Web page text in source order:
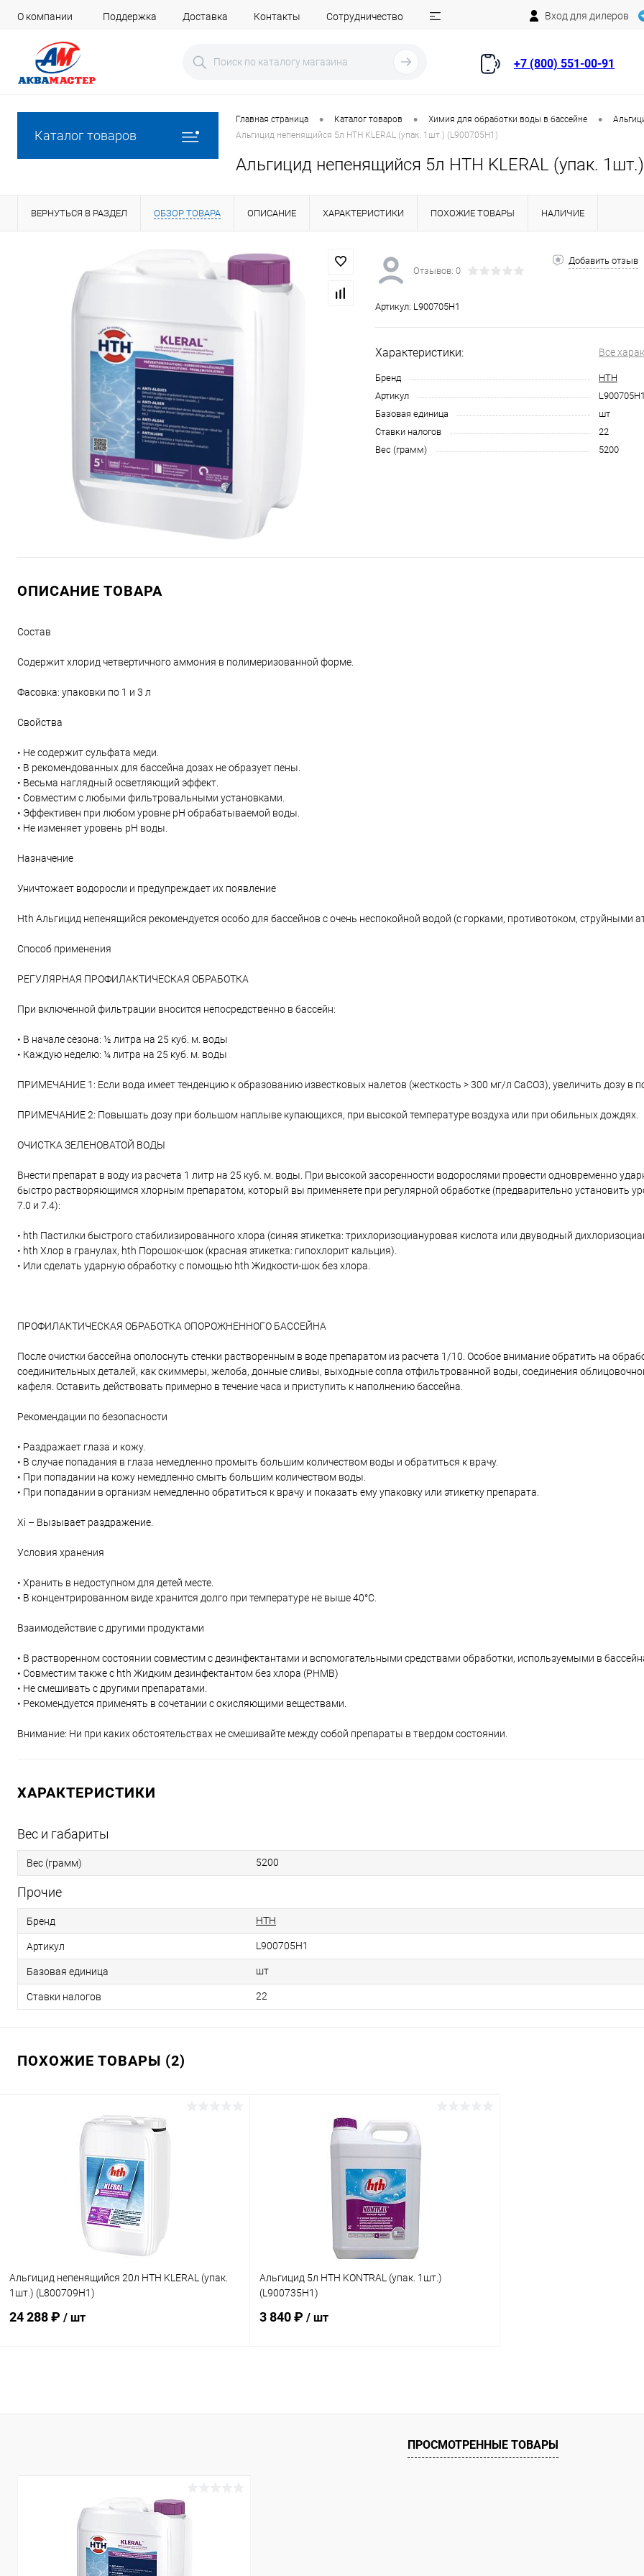
О компании Поддержка Доставка Контакты Сотрудничество Вход для дилеров
+7 (800) 551-00-91
Каталог товаров
Главная страница • Каталог товаров • Химия для обработки воды в бассейне •
Альгицид непенящийся 5л HTH KLERAL (упак. 1шт.) (L900705H1)
Альгицид непенящийся 5л HTH KLERAL (упак.
ВЕРНУТЬСЯ В РАЗДЕЛ ОБЗОР ТОВАРА ОПИСАНИЕ ХАРАКТЕРИСТИКИ ПОХОЖИЕ ТОВАРЫ НАЛИЧИЕ
Отзывов: 0
Добавить отзыв
Артикул: L900705H1
Характеристики: Все
Бренд
HTH
Артикул
Базовая единица
шт
Ставки налогов
22
Вес (грамм)
5200
ОПИСАНИЕ ТОВАРА
Состав
Содержит хлорид четвертичного аммония в полимеризованной форме.
Фасовка: упаковки по 1 и 3 л
Свойства
• Не содержит сульфата меди.
• В рекомендованных для бассейна дозах не образует пены.
• Весьма наглядный осветляющий эффект.
• Совместим с любыми фильтровальными установками.
• Эффективен при любом уровне рН обрабатываемой воды.
• Не изменяет уровень рН воды.
Назначение
Уничтожает водоросли и предупреждает их появление
Hth Альгицид непенящийся рекомендуется особо для бассейнов с очень неспокойной водой (с горками, противотоком, струйными
Способ применения
РЕГУЛЯРНАЯ ПРОФИЛАКТИЧЕСКАЯ ОБРАБОТКА
При включенной фильтрации вносится непосредственно в бассейн:
• В начале сезона: ½ литра на 25 куб. м. воды
• Каждую неделю: ¼ литра на 25 куб. м. воды
ПРИМЕЧАНИЕ 1: Если вода имеет тенденцию к образованию известковых налетов (жесткость > 300 мг/л CaCO3), увеличить дозу в
ПРИМЕЧАНИЕ 2: Повышать дозу при большом наплыве купающихся, при высокой температуре воздуха или при обильных дождях.
ОЧИСТКА ЗЕЛЕНОВАТОЙ ВОДЫ
Внести препарат в воду из расчета 1 литр на 25 куб. м. воды. При высокой засоренности водорослями провести одновременно
быстро растворяющимся хлорным препаратом, который вы применяете при регулярной обработке (предварительно установить
7.0 и 7.4):
• hth Пастилки быстрого стабилизированного хлора (синяя этикетка: трихлоризоциануровая кислота или двуводный
• hth Хлор в гранулах, hth Порошок-шок (красная этикетка: гипохлорит кальция).
• Или сделать ударную обработку с помощью hth Жидкости-шок без хлора.
ПРОФИЛАКТИЧЕСКАЯ ОБРАБОТКА ОПОРОЖНЕННОГО БАССЕЙНА
После очистки бассейна ополоснуть стенки растворенным в воде препаратом из расчета 1/10. Особое внимание обратить на
соединительных деталей, как скиммеры, желоба, донные сливы, выходные сопла отфильтрованной воды, соединения
кафеля. Оставить действовать примерно в течение часа и приступить к наполнению бассейна.
Рекомендации по безопасности
• Раздражает глаза и кожу.
• В случае попадания в глаза немедленно промыть большим количеством воды и обратиться к врачу.
• При попадании на кожу немедленно смыть большим количеством воды.
• При попадании в организм немедленно обратиться к врачу и показать ему упаковку или этикетку препарата.
Xi – Вызывает раздражение.
Условия хранения
• Хранить в недоступном для детей месте.
• В концентрированном виде хранится долго при температуре не выше 40°C.
Взаимодействие с другими продуктами
• В растворенном состоянии совместим с дезинфектантами и вспомогательными средствами обработки, используемыми в
• Совместим также с hth Жидким дезинфектантом без хлора (РНМВ)
• Не смешивать с другими препаратами.
• Рекомендуется применять в сочетании с окисляющими веществами.
Внимание: Ни при каких обстоятельствах не смешивайте между собой препараты в твердом состоянии.
ХАРАКТЕРИСТИКИ
Вес и габариты
Вес (грамм) 5200
Прочие
Бренд HTH
Артикул L900705H1
Базовая единица шт
Ставки налогов 22
ПОХОЖИЕ ТОВАРЫ (2)
Альгицид непенящийся 20л HTH KLERAL (упак.
1шт.) (L800709H1)
24 288 ₽ / шт
В избранное
Альгицид 5л HTH KONTRAL (упак. 1шт.)
(L900735H1)
3 840 ₽ / шт
В избранное
В наличии
ПРОСМОТРЕННЫЕ ТОВАРЫ